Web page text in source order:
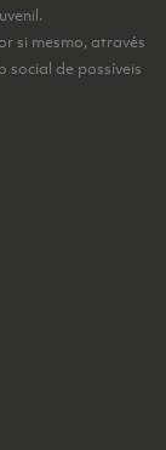
si mesmo, através
social de possíveis